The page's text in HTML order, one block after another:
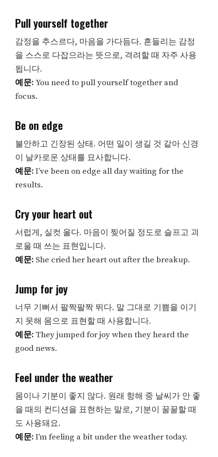
Pull yourself together
감정을 추스르다, 마음을 가다듬다. 흔들리는 감정
을 스스로 다잡으라는 뜻으로, 격려할 때 자주 사용
됩니다.
예문:You need to pull yourself together and
focus.
Be on edge
불안하고 긴장된 상태. 어떤 일이 생길 것 같아 신경
이 날카로운 상태를 묘사합니다.
예문:I’ve been on edge all day waiting for the
results.
Cry your heart out
서럽게, 실컷 울다. 마음이 찢어질 정도로 슬프고 괴
로울 때 쓰는 표현입니다.
예문: She cried her heart out after the breakup.
Jump for joy
너무 기뻐서 팔짝팔짝 뛰다. 말 그대로 기쁨을 이기
지 못해 몸으로 표현할 때 사용합니다.
예문: They jumped for joy when they heard the
good news.
Feel under the weather
몸이나 기분이 좋지 않다. 원래 항해 중 날씨가 안 좋
을 때의 컨디션을 표현하는 말로, 기분이 꿀꿀할 때
도 사용돼요.
예문:I’m feeling a bit under the weather today.